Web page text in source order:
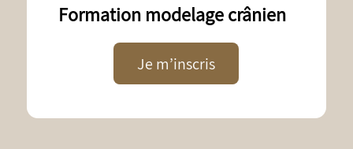
Formation modelage crânien
Je m’inscris